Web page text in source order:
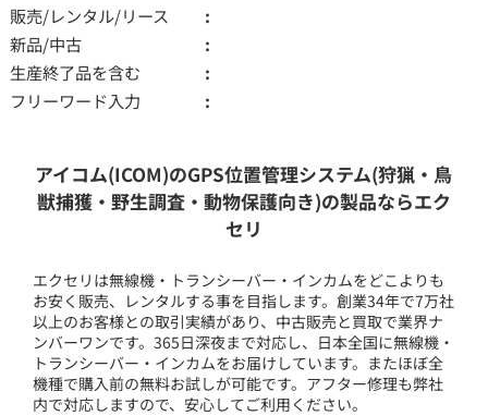
販売/レンタル/リース
新品/中古
生産終了品を含む
フリーワード入力
アイコム(ICOM)のGPS位置管理システム(狩猟・鳥
獣捕獲・野生調査・動物保護向き)の製品ならエク
セリ
エクセリは無線機・トランシーバー・インカムをどこよりも
お安く販売、レンタルする事を目指します。創業34年で7万社
以上のお客様との取引実績があり、中古販売と買取で業界ナ
ンバーワンです。365日深夜まで対応し、日本全国に無線機・
トランシーバー・インカムをお届けしています。またほぼ全
機種で購入前の無料お試しが可能です。アフター修理も弊社
内で対応しますので、安心してご利用ください。